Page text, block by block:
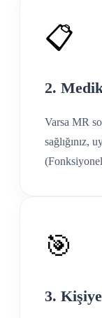
📋
2.
Varsa MR
sağlığınız,
(Fonksiyonel
🎯
3.